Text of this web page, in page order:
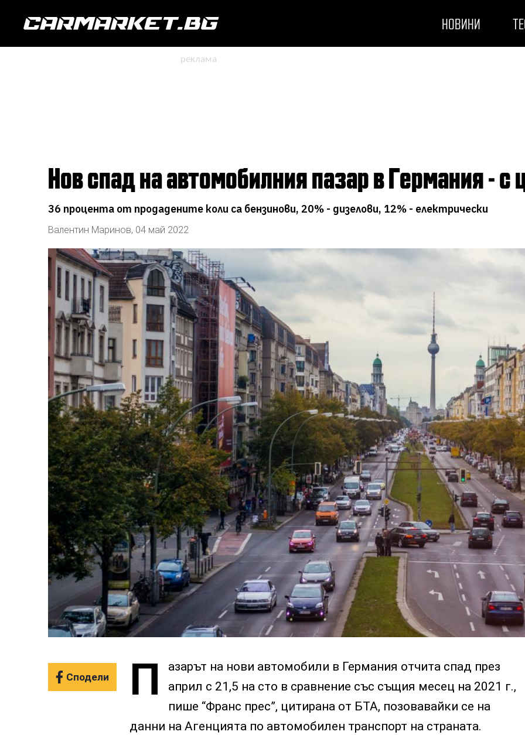
НОВИНИ
Нов спад на автомобилния пазар в Германия - с
36 процента от продадените коли са бензинови, 20% - дизелови, 12% - електрически
Валентин Маринов, 04 май 2022
Сподели П
азарът на нови автомобили в Германия отчита спад през
април с 21,5 на сто в сравнение със същия месец на 2021 г.,
пише “Франс прес”, цитирана от БТА, позовавайки се на
данни на Агенцията по автомобилен транспорт на страната.